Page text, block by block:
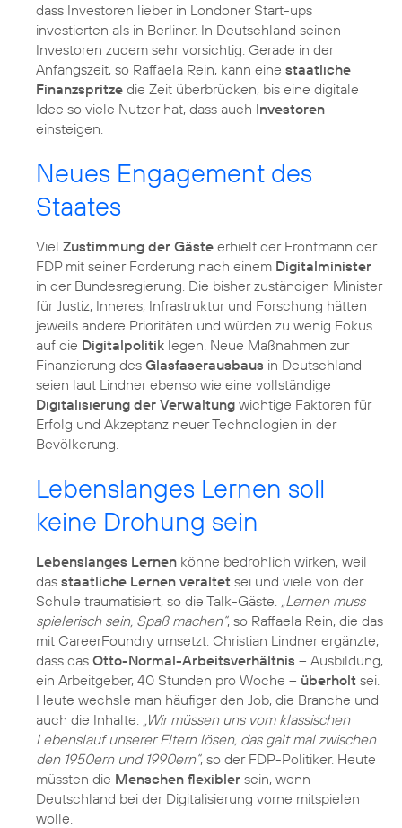
dass Investoren lieber in Londoner Start-ups
investierten als in Berliner. In Deutschland seinen
Investoren zudem sehr vorsichtig. Gerade in der
Anfangszeit, so Raffaela Rein, kann eine staatliche
Finanzspritze die Zeit überbrücken, bis eine digitale
Idee so viele Nutzer hat, dass auch Investoren
einsteigen.
Neues Engagement des
Staates
Viel Zustimmung der Gäste erhielt der Frontmann der
FDP mit seiner Forderung nach einem Digitalminister
in der Bundesregierung. Die bisher zuständigen Minister
für Justiz, Inneres, Infrastruktur und Forschung hätten
jeweils andere Prioritäten und würden zu wenig Fokus
auf die Digitalpolitik legen. Neue Maßnahmen zur
Finanzierung des Glasfaserausbaus in Deutschland
seien laut Lindner ebenso wie eine vollständige
Digitalisierung der Verwaltung wichtige Faktoren für
Erfolg und Akzeptanz neuer Technologien in der
Bevölkerung.
Lebenslanges Lernen soll
keine Drohung sein
Lebenslanges Lernen könne bedrohlich wirken, weil
das staatliche Lernen veraltet sei und viele von der
Schule traumatisiert, so die Talk-Gäste.
„Lernen muss
spielerisch sein, Spaß machen“, so Raffaela Rein, die das
mit CareerFoundry umsetzt. Christian Lindner ergänzte,
dass das Otto-Normal-Arbeitsverhältnis – Ausbildung,
ein Arbeitgeber, 40 Stunden pro Woche – überholt sei.
Heute wechsle man häufiger den Job, die Branche und
auch die Inhalte.
„Wir müssen uns vom klassischen
Lebenslauf unserer Eltern lösen, das galt mal zwischen
den 1950ern und 1990ern“, so der FDP-Politiker. Heute
müssten die Menschen flexibler sein, wenn
Deutschland bei der Digitalisierung vorne mitspielen
wolle.